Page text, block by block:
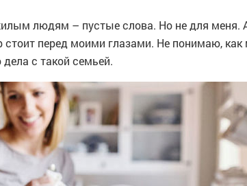
людям – пустые слова. Но не для меня.
стоит перед моими глазами. Не понимаю,
дела с такой семьей.